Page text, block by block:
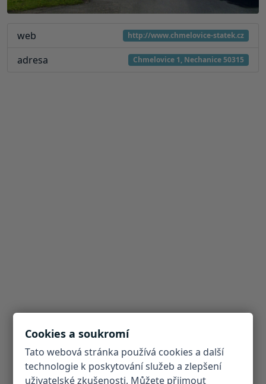
web http://www.chmelovice-statek.cz
adresa Chmelovice 1, Nechanice 50315
Cookies a soukromí
Tato webová stránka používá cookies a další
technologie k poskytování služeb a zlepšení
uživatelské zkušenosti. Můžete přijmout